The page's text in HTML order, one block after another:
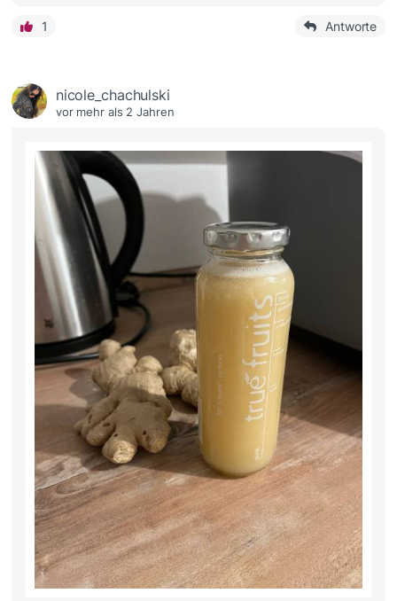
1 Antworte
nicole_chachulski
vor mehr als 2 Jahren